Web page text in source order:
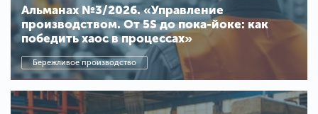
Альманах №3/2026. «Управление
производством. От 5S до пока-йоке: как
победить хаос в процессах»
Бережливое производство